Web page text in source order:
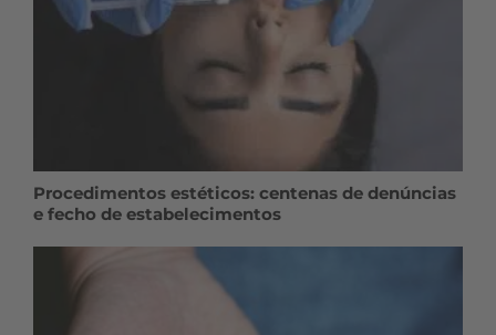
Procedimentos estéticos: centenas de denúncias
e fecho de estabelecimentos